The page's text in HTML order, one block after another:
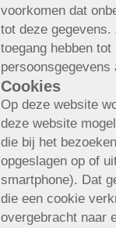
voorkomen dat
tot deze gegevens.
toegang hebben
Cookies
Op deze website
deze website
die bij het
opgeslagen op of
smartphone). Dat
die een cookie
overgebracht naar